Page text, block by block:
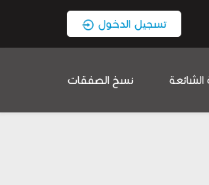
تسجيل الدخول
الشائعة نسخ الصفقات